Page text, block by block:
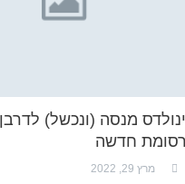
מנסה (ונכשל)
חדשה
מרץ 29, 2022